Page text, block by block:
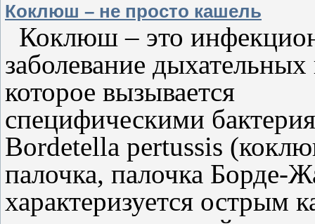
Коклюш – не просто кашель
Коклюш – это
заболевание дыхательных
которое вызывается
специфическими
Bordetella pertussis
палочка, палочка Борде-
характеризуется острым